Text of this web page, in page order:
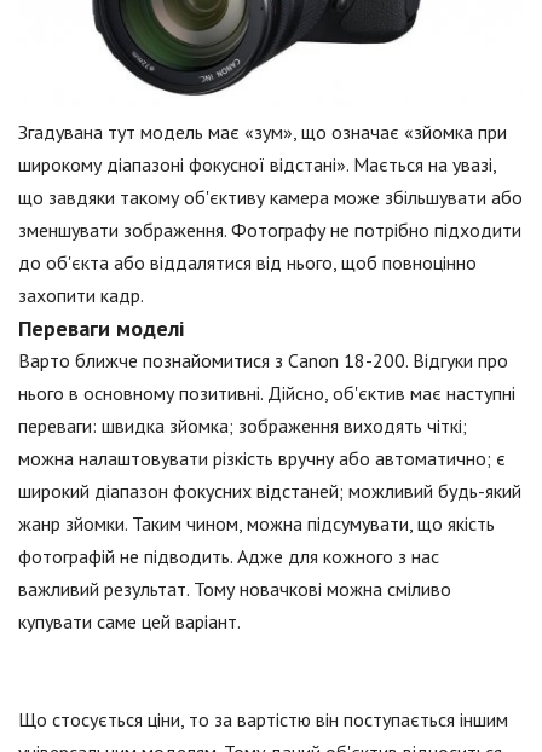
Згадувана тут модель має «зум», що означає «зйомка при
широкому діапазоні фокусної відстані». Мається на увазі,
що завдяки такому об'єктиву камера може збільшувати або
зменшувати зображення. Фотографу не потрібно підходити
до об'єкта або віддалятися від нього, щоб повноцінно
захопити кадр.
Переваги моделі
Варто ближче познайомитися з Canon 18-200. Відгуки про
нього в основному позитивні. Дійсно, об'єктив має наступні
переваги: швидка зйомка; зображення виходять чіткі;
можна налаштовувати різкість вручну або автоматично; є
широкий діапазон фокусних відстаней; можливий будь-який
жанр зйомки. Таким чином, можна підсумувати, що якість
фотографій не підводить. Адже для кожного з нас
важливий результат. Тому новачкові можна сміливо
купувати саме цей варіант.
Що стосується ціни, то за вартістю він поступається іншим